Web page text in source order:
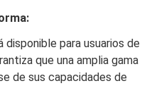
para usuarios de
que una amplia gama
de sus capacidades de